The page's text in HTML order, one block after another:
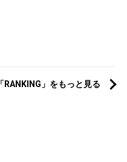
「RANKING」をもっと見る